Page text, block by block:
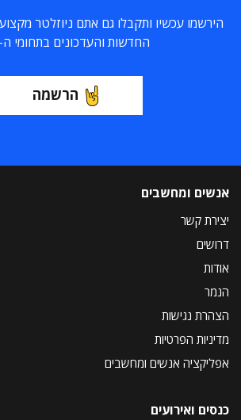
הירשמו עכשיו ותקבלו גם אתם ניוזלטר
החדשות והעדכונים בתחומי ה-ICT
הרשמה
אנשים ומחשבים
יצירת קשר
דרושים
אודות
הנמר
הצהרת נגישות
מדיניות הפרטיות
אפליקציה אנשים ומחשבים
כנסים ואירועים